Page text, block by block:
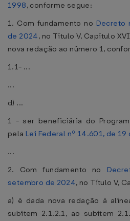
1998, conforme segue:
1. Com fundamento no Decreto
de 2024, no Título V, Capítulo
nova redação ao número 1,
1.1- ...
...
d) ...
1 - ser beneficiária do
pela Lei Federal nº 14.601, de
...
2. Com fundamento no
setembro de 2024, no Título V,
a) é dada nova redação à
subitem 2.1.2.1, ao subitem